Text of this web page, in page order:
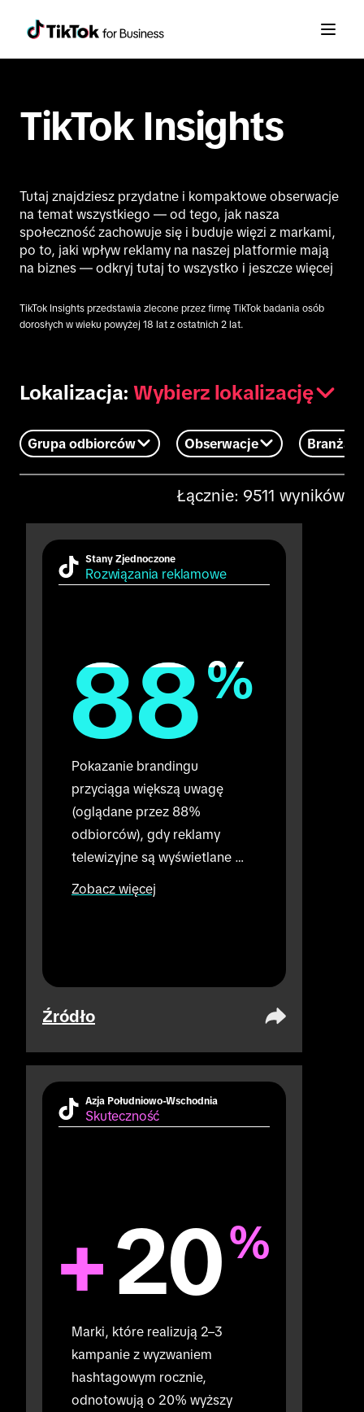
TikTok Insights
Tutaj znajdziesz przydatne i kompaktowe obserwacje
na temat wszystkiego ― od tego, jak nasza
społeczność zachowuje się i buduje więzi z markami,
po to, jaki wpływ reklamy na naszej platformie mają
na biznes ― odkryj tutaj to wszystko i jeszcze więcej
TikTok Insights przedstawia zlecone przez firmę TikTok badania osób
dorosłych w wieku powyżej 18 lat z ostatnich 2 lat.
Lokalizacja: Wybierz lokalizację
Grupa odbiorców Obserwacje Branża
Łącznie: 9511 wyników
Stany Zjednoczone
Rozwiązania reklamowe
88%
88%
Pokazanie brandingu
przyciąga większą uwagę
(oglądane przez 88%
odbiorców), gdy reklamy
telewizyjne są wyświetlane
Zobacz więcej
Źródło
Azja Południowo-Wschodnia
Skuteczność
+20%
Marki, które realizują 2–3
kampanie z wyzwaniem
hashtagowym rocznie,
odnotowują o 20% wyższy